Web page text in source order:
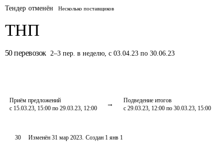
Тендер отменён Несколько поставщиков
ТНП
50 перевозок 2–3 пер. в неделю, с 03.04.23 по 30.06.23
Приём предложений
с 15.03.23, 15:00 по 29.03.23, 12:00
Подведение итогов
с 29.03.23, 12:00 по 30.03.23, 15:00
30 Изменён31 мар 2023. Создан 1 янв 1